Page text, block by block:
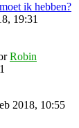
ik hebben?
19:31
Robin
2018, 10:55